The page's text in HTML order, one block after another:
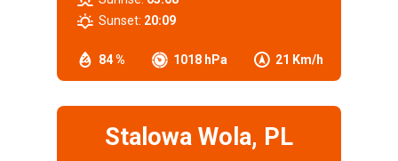
84 % 1018 hPa 21 Km/h
Sunset: 20:09
Stalowa Wola, PL